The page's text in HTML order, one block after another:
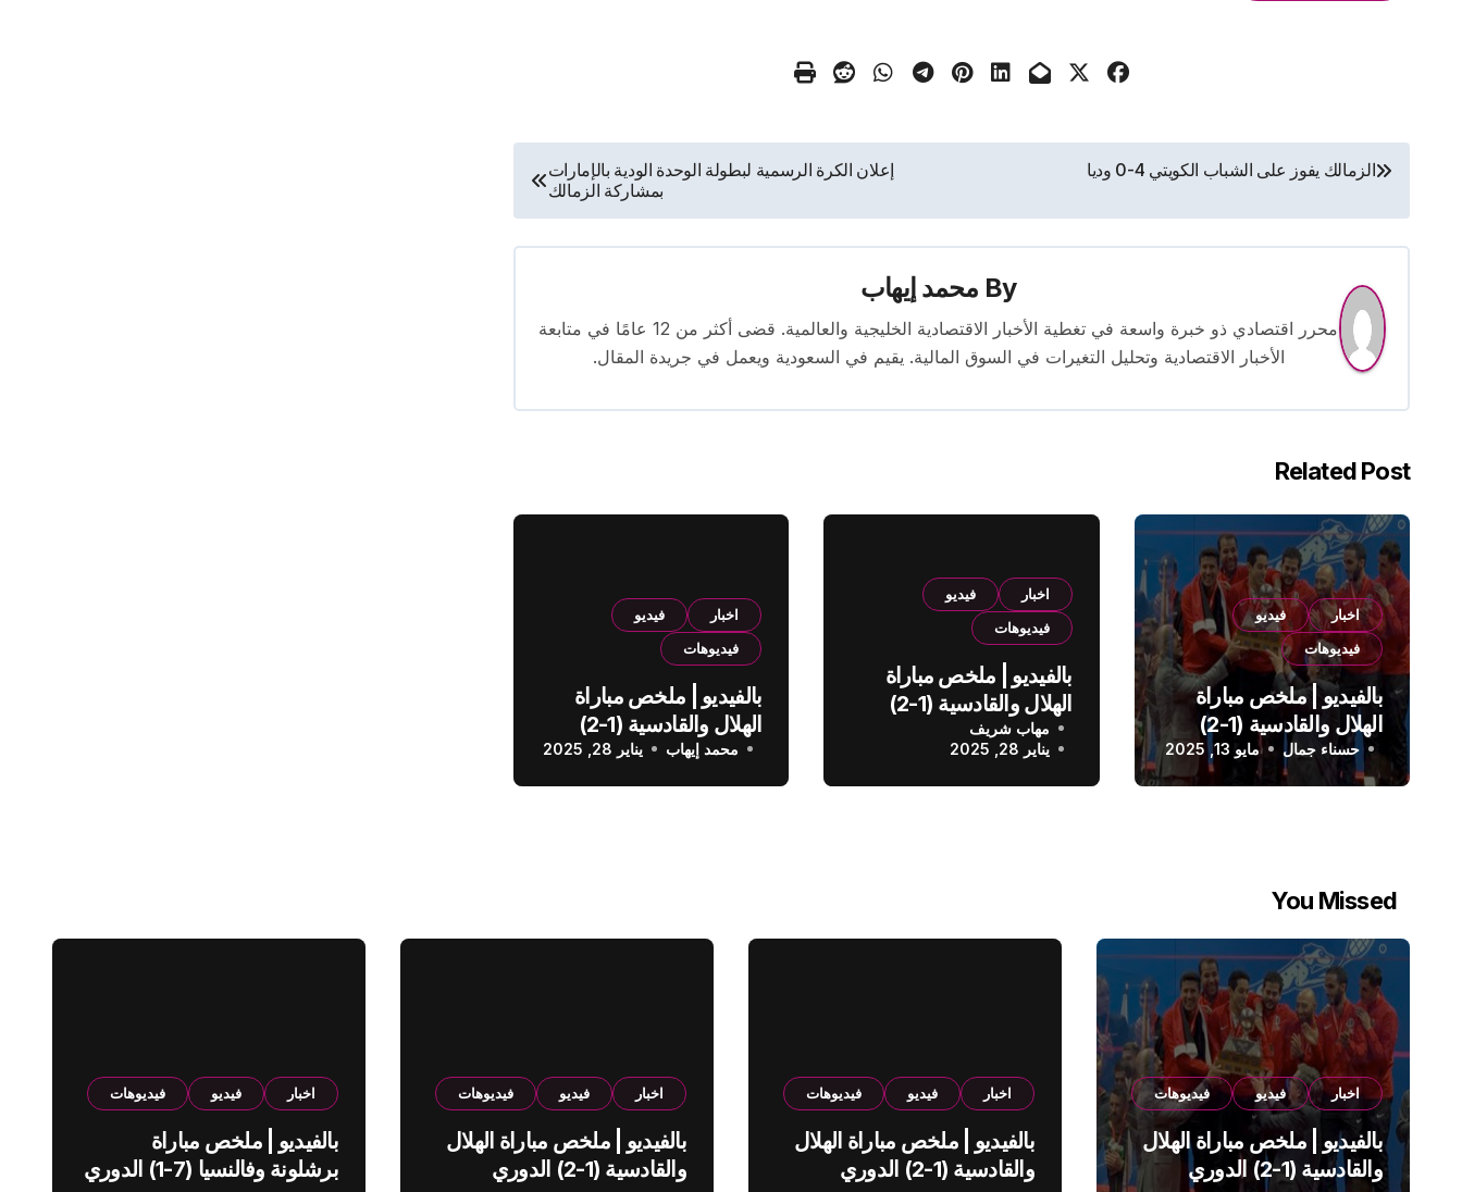
تصفّح
المقالات
الزمالك يفوز على الشباب الكويتي 4-0 وديا
إعلان الكرة الرسمية لبطولة الوحدة الودية بالإمارات
بمشاركة الزمالك
By محمد إيهاب
محرر اقتصادي ذو خبرة واسعة في تغطية الأخبار الاقتصادية الخليجية والعالمية. قضى أكثر من 12 عامًا في متابعة
الأخبار الاقتصادية وتحليل التغيرات في السوق المالية. يقيم في السعودية ويعمل في جريدة المقال.
Related Post
اخبار
فيديو
فيديوهات
بالفيديو | ملخص مباراة
الهلال والقادسية (1-2)
الدوري السعودي
حسناء جمال مايو 13, 2025
اخبار
فيديو
فيديوهات
بالفيديو | ملخص مباراة
الهلال والقادسية (1-2)
الدوري السعودي
مهاب شريف
يناير 28, 2025
اخبار
فيديو
فيديوهات
بالفيديو | ملخص مباراة
الهلال والقادسية (1-2)
الدوري السعودي
محمد إيهاب يناير 28, 2025
You Missed
اخبار فيديو فيديوهات
بالفيديو | ملخص مباراة الهلال
والقادسية (1-2) الدوري
اخبار فيديو فيديوهات
بالفيديو | ملخص مباراة الهلال
والقادسية (1-2) الدوري
اخبار فيديو فيديوهات
بالفيديو | ملخص مباراة الهلال
والقادسية (1-2) الدوري
اخبار فيديو فيديوهات
بالفيديو | ملخص مباراة
برشلونة وفالنسيا (7-1) الدوري